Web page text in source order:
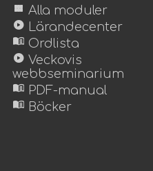
view_module Alla moduler
play_circle Lärandecenter
menu_book Ordlista
play_circle Veckovis
webbseminarium
menu_book PDF-manual
menu_book Böcker